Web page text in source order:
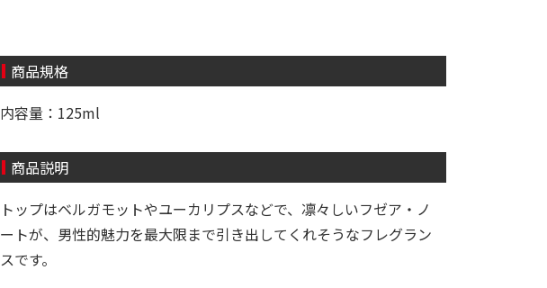
商品規格
内容量：125ml
商品説明
トップはベルガモットやユーカリプスなどで、凛々しいフゼア・ノ
ートが、男性的魅力を最大限まで引き出してくれそうなフレグラン
スです。